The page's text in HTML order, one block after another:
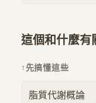
這個和什麼有
↑ 先搞懂這些
脂質代謝概論